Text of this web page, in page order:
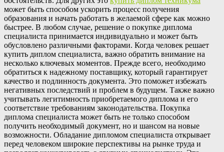
может быть способом ускорить процесс получения
образования и начать работать в желаемой сфере как можно
быстрее. В любом случае, решение о покупке диплома
специалиста принимается индивидуально и может быть
обусловлено различными факторами. Когда человек решает
купить диплом специалиста, важно обратить внимание на
несколько ключевых моментов. Прежде всего, необходимо
обратиться к надежному поставщику, который гарантирует
качество и подлинность документа. Это поможет избежать
негативных последствий и проблем в будущем. Также важно
учитывать легитимность приобретаемого диплома и его
соответствие требованиям законодательства. Покупка
диплома специалиста может быть не только способом
получить необходимый документ, но и шансом на новые
возможности. Обладание дипломом специалиста открывает
перед человеком широкие перспективы на рынке труда и